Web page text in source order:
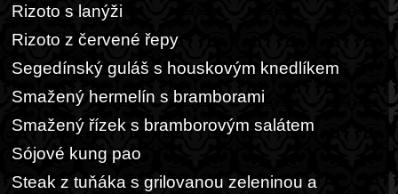
Rizoto s lanýži
Rizoto z červené řepy
Segedínský guláš s houskovým knedlíkem
Smažený hermelín s bramborami
Smažený řízek s bramborovým salátem
Sójové kung pao
Steak z tuňáka s grilovanou zeleninou a